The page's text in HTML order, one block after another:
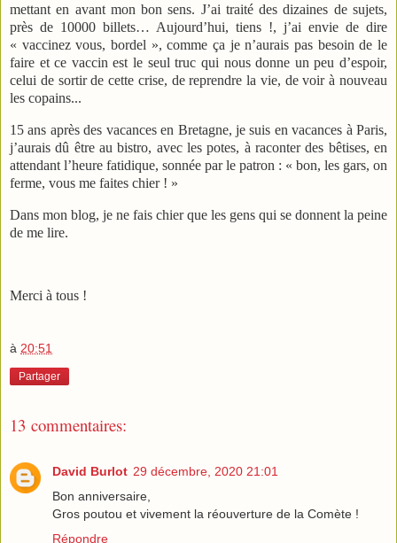
mettant en avant mon bon sens. J’ai traité des dizaines de sujets,
près de 10000 billets… Aujourd’hui, tiens !, j’ai envie de dire
« vaccinez vous, bordel », comme ça je n’aurais pas besoin de le
faire et ce vaccin est le seul truc qui nous donne un peu d’espoir,
celui de sortir de cette crise, de reprendre la vie, de voir à nouveau
les copains...
15 ans après des vacances en Bretagne, je suis en vacances à Paris,
j’aurais dû être au bistro, avec les potes, à raconter des bêtises, en
attendant l’heure fatidique, sonnée par le patron : « bon, les gars, on
ferme, vous me faites chier ! »
Dans mon blog, je ne fais chier que les gens qui se donnent la peine
de me lire.
Merci à tous !
à 20:51
Partager
13 commentaires:
David Burlot 29 décembre, 2020 21:01
Bon anniversaire,
Gros poutou et vivement la réouverture de la Comète !
Répondre